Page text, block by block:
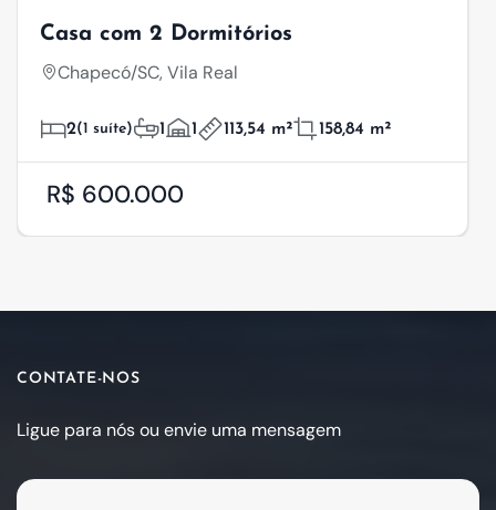
Casa com 2 Dormitórios
Chapecó/SC, Vila Real
2(1 suíte) 1 1 113,54 m² 158,84 m²
R$ 600.000
CONTATE-NOS
Ligue para nós ou envie uma mensagem